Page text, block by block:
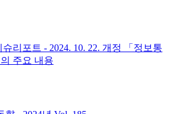
리포트 - 2024. 10. 22. 개정 「정보통
주요 내용